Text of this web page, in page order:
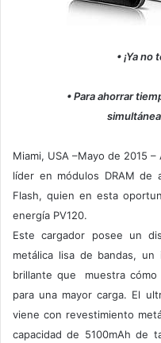
• ¡Ya
• Para ahorrar
Miami, USA –Mayo de 2015
líder en módulos DRAM de
Flash, quien en esta
energía PV120.
Este cargador posee un
metálica lisa de bandas,
brillante que muestra
para una mayor carga. El
viene con revestimiento
capacidad de 5100mAh de